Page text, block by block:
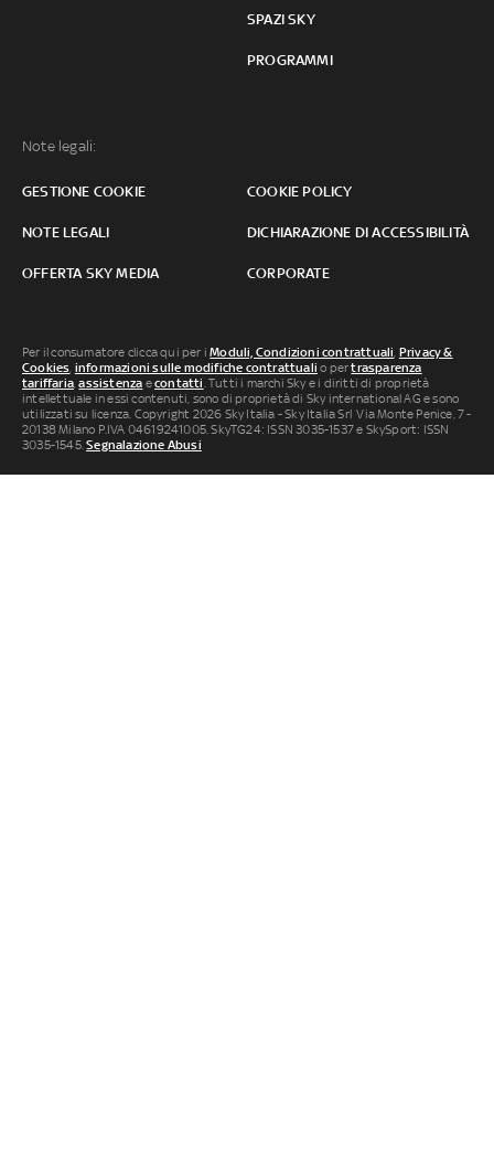
SPAZI SKY
PROGRAMMI
Note legali:
GESTIONE COOKIE COOKIE POLICY
NOTE LEGALI DICHIARAZIONE DI ACCESSIBILITÀ
OFFERTA SKY MEDIA CORPORATE
Per il consumatore clicca qui per iModuli, Condizioni contrattuali, Privacy &
Cookies, informazioni sulle modifiche contrattuali o pertrasparenza
tariffaria,assistenza econtatti. Tutti i marchi Sky e i diritti di proprietà
intellettuale in essi contenuti, sono di proprietà di Sky international AG e sono
utilizzati su licenza. Copyright 2026 Sky Italia - Sky Italia Srl Via Monte Penice, 7 -
20138 Milano P.IVA 04619241005. SkyTG24: ISSN 3035-1537 e SkySport: ISSN
3035-1545.Segnalazione Abusi